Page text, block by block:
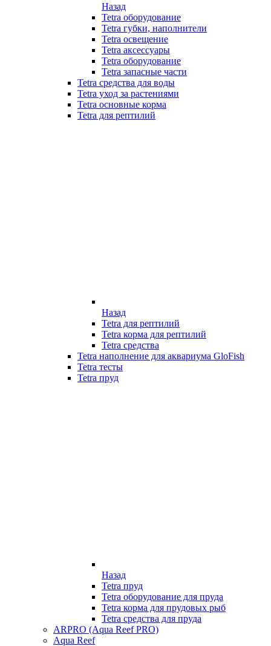
Назад
Tetra оборудование
Tetra губки, наполнители
Tetra освещение
Tetra аксессуары
Tetra оборудование
Tetra запасные части
Tetra средства для воды
Tetra уход за растениями
Tetra основные корма
Tetra для рептилий
Назад
Tetra для рептилий
Tetra корма для рептилий
Tetra средства
Tetra наполнение для аквариума GloFish
Tetra тесты
Tetra пруд
Назад
Tetra пруд
Tetra оборудование для пруда
Tetra корма для прудовых рыб
Tetra средства для пруда
ARPRO (Aqua Reef PRO)
Aqua Reef